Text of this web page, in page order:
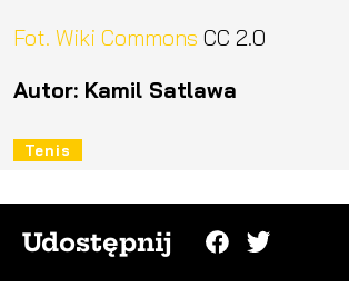
Fot. Wiki Commons CC 2.0
Autor: Kamil Satlawa
Tenis
Udostępnij